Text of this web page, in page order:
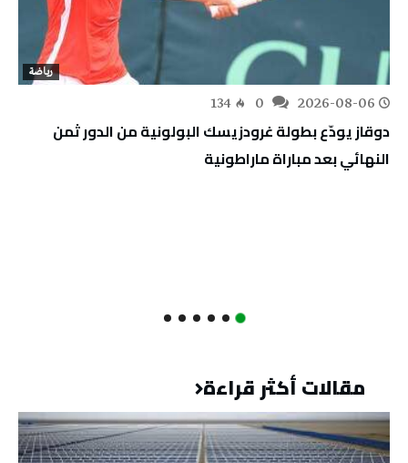
رياضة
2026-08-06
134
دوقاز يودّع بطولة غرودزيسك البولونية من الدور ثمن
النهائي بعد مباراة ماراطونية
مقالات أكثر قراءة